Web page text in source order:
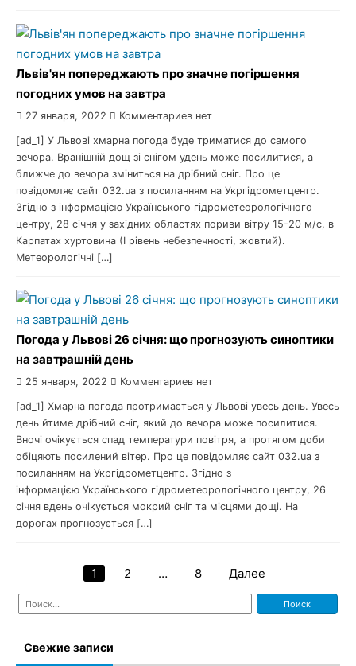
Львів'ян попереджають про значне погіршення
погодних умов на завтра
27 января, 2022 Комментариев нет
[ad_1] У Львові хмарна погода буде триматися до самого
вечора. Вранішній дощ зі снігом удень може посилитися, а
ближче до вечора зміниться на дрібний сніг. Про це
повідомляє сайт 032.ua з посиланням на Укргідрометцентр.
Згідно з інформацією Українського гідрометеорологічного
центру, 28 січня у західних областях пориви вітру 15-20 м/с, в
Карпатах хуртовина (І рівень небезпечності, жовтий).
Метеорологічні […]
Погода у Львові 26 січня: що прогнозують синоптики
на завтрашній день
25 января, 2022 Комментариев нет
[ad_1] Хмарна погода протримається у Львові увесь день. Увесь
день йтиме дрібний сніг, який до вечора може посилитися.
Вночі очікується спад температури повітря, а протягом доби
обіцяють посилений вітер. Про це повідомляє сайт 032.ua з
посиланням на Укргідрометцентр. Згідно з
інформацією Українського гідрометеорологічного центру, 26
січня вдень очікується мокрий сніг та місцями дощі. На
дорогах прогнозується […]
Навигация
по
1 2 … 8 Далее
Найти:
Свежие записи